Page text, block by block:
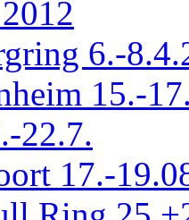
6.-
15.-
22.7.
17.-